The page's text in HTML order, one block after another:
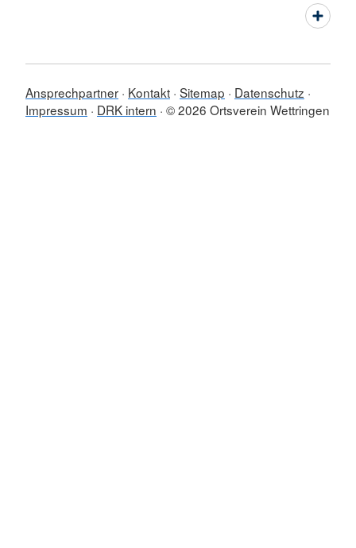
Ansprechpartner Kontakt Sitemap
Datenschutz
Impressum
DRK intern © 2026 Ortsverein Wettringen